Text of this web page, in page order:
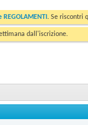
REGOLAMENTI . Se riscontri
dall'iscrizione.